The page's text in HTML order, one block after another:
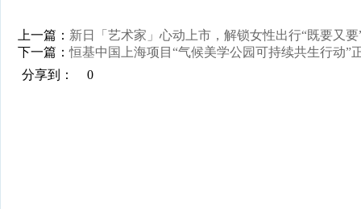
上一篇： 新日「艺术家」心动上市，解锁女性出行“既要又
下一篇：恒基中国上海项目“气候美学公园可持续共生行动”
分享到：
0